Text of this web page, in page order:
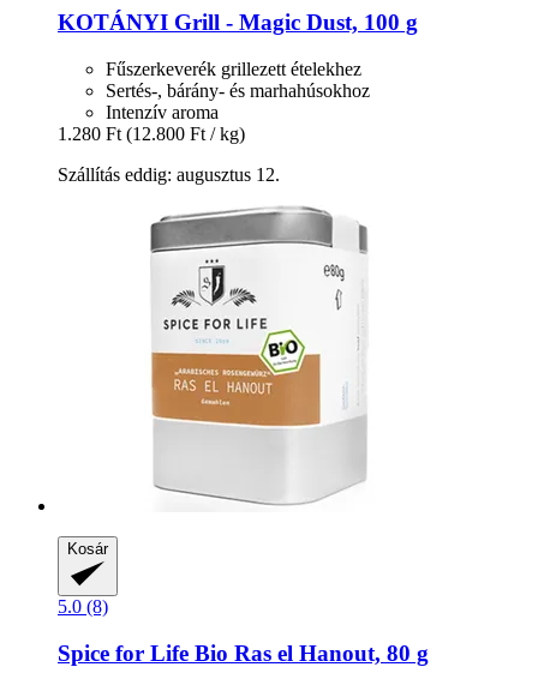
KOTÁNYI Grill -​ Magic Dust, 100 g
Fűszerkeverék grillezett ételekhez
Sertés-, bárány- és marhahúsokhoz
Intenzív aroma
1.280 Ft (12.800 Ft / kg)
Szállítás eddig: augusztus 12.
Kosár
5.0 (8)
Spice for Life Bio Ras el Hanout, 80 g